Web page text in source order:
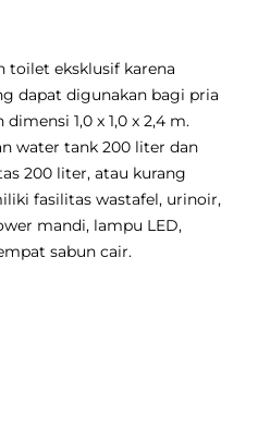
toilet eksklusif karena
dapat digunakan bagi pria
1,0 x 1,0 x 2,4 m.
water tank 200 liter dan
200 liter, atau kurang
fasilitas wastafel, urinoir,
mandi, lampu LED,
sabun cair.